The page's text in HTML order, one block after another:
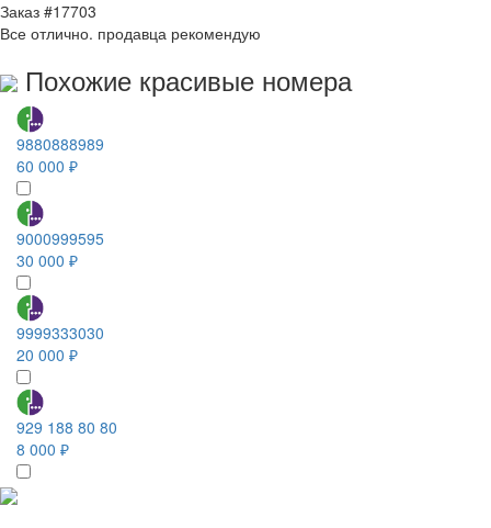
Заказ #17703
Все отлично. продавца рекомендую
Похожие красивые номера
9880888989
60 000 ₽
9000999595
30 000 ₽
9999333030
20 000 ₽
929 188 80 80
8 000 ₽